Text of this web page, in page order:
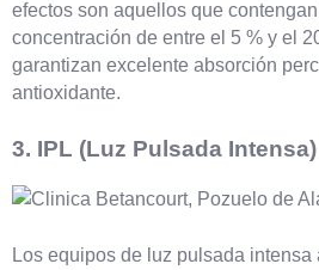
efectos son aquellos que
concentración de entre el 5 % y el
garantizan excelente absorción
antioxidante.
3. IPL (Luz Pulsada Intensa)
Los equipos de luz pulsada intensa